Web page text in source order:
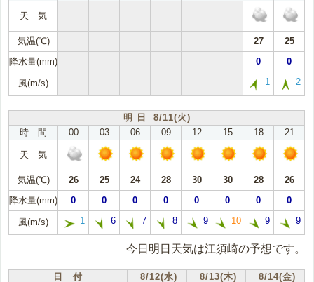
天 気
気温(℃) 27
25
降水量(mm)
0 0
風(m/s) 1 2
明 日 8/11(火)
時 間
00 03 06 09 12 15 18 21
天 気
気温(℃) 26 25 24 28 30 30 28
26
降水量(mm)
0 0 0 0 0 0 0 0
風(m/s) 1 6 7 8 9 10 9 9
今日明日天気は江須崎の予想です。
日 付 8/12(水) 8/13(木) 8/14(金)